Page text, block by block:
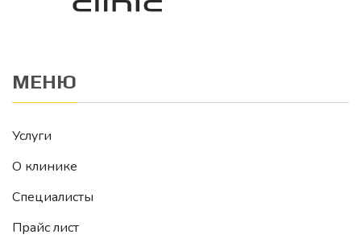
МЕНЮ
Услуги
О клинике
Специалисты
Прайс лист